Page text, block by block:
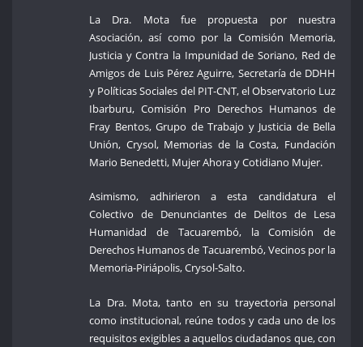
La Dra. Mota fue propuesta por nuestra
Asociación, así como por la Comisión Memoria,
Justicia y Contra la Impunidad de Soriano, Red de
Amigos de Luis Pérez Aguirre, Secretaría de DDHH
y Políticas Sociales del PIT-CNT, el Observatorio Luz
Ibarburu, Comisión Pro Derechos Humanos de
Fray Bentos, Grupo de Trabajo y Justicia de Bella
Unión, Crysol, Memorias de la Costa, Fundación
Mario Benedetti, Mujer Ahora y Cotidiano Mujer.
Asimismo, adhirieron a esta candidatura el
Colectivo de Denunciantes de Delitos de Lesa
Humanidad de Tacuarembó, la Comisión de
Derechos Humanos de Tacuarembó, Vecinos por la
Memoria-Piriápolis, Crysol-Salto.
La Dra. Mota, tanto en su trayectoria personal
como institucional, reúne todos y cada uno de los
requisitos exigibles a aquellos ciudadanos que, con